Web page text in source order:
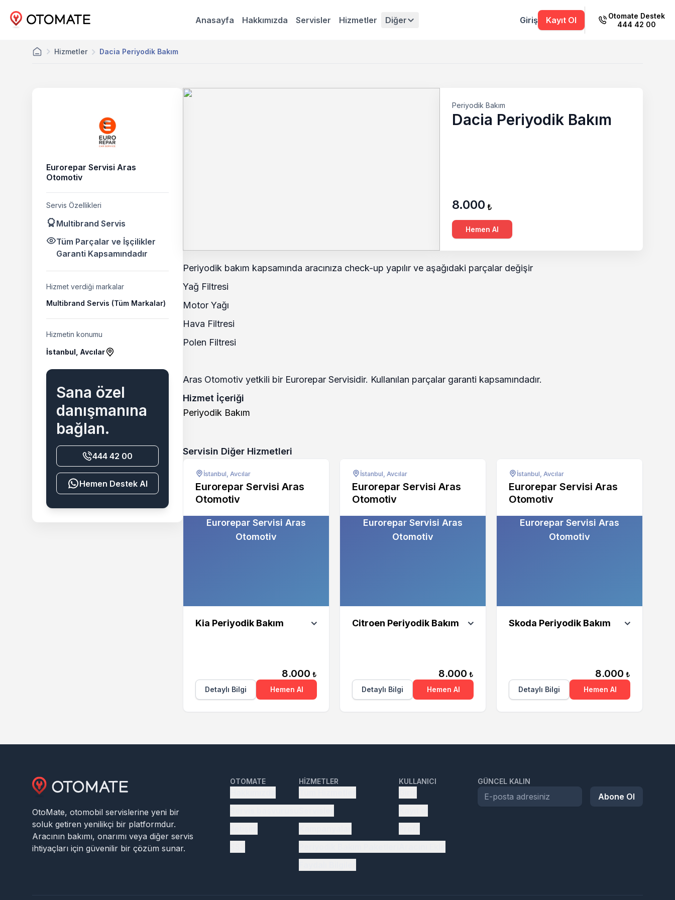
Anasayfa Hakkımızda Servisler Hizmetler Diğer Giriş Kayıt Ol
Otomate Destek
444 42 00
Hizmetler Dacia Periyodik Bakım
Eurorepar Servisi Aras
Otomotiv
Servis Özellikleri
Multibrand Servis
Tüm Parçalar ve İşçilikler
Garanti Kapsamındadır
Hizmet verdiği markalar
Multibrand Servis (Tüm Markalar)
Hizmetin konumu
İstanbul, Avcılar
Sana özel
danışmanına
bağlan.
444 42 00
Destek Al
Periyodik Bakım
Dacia Periyodik Bakım
8.000 ₺
Hemen Al
Periyodik bakım kapsamında aracınıza check-up yapılır ve aşağıdaki parçalar değişir
Yağ Filtresi
Motor Yağı
Hava Filtresi
Polen Filtresi
Aras Otomotiv yetkili bir Eurorepar Servisidir. Kullanılan parçalar garanti kapsamındadır.
Hizmet İçeriği
Periyodik Bakım
Servisin Diğer Hizmetleri
İstanbul, Avcılar
Eurorepar Servisi Aras
Otomotiv
Eurorepar Servisi Aras
Otomotiv
Kia Periyodik Bakım
8.000 ₺
Detaylı Bilgi
Hemen Al
İstanbul, Avcılar
Eurorepar Servisi Aras
Otomotiv
Eurorepar Servisi Aras
Otomotiv
Citroen Periyodik Bakım
8.000 ₺
Detaylı Bilgi
Hemen Al
İstanbul, Avcılar
Eurorepar Servisi Aras
Otomotiv
Eurorepar Servisi Aras
Otomotiv
Skoda Periyodik Bakım
8.000 ₺
Detaylı Bilgi
Hemen Al
OtoMate, otomobil servislerine yeni bir
soluk getiren yenilikçi bir platformdur.
Aracının bakımı, onarımı veya diğer servis
ihtiyaçları için güvenilir bir çözüm sunar.
OTOMATE HIZMETLER KULLANICI GÜNCEL KALIN
Abone Ol